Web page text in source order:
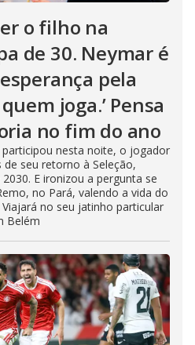
o filho na
de 30. Neymar é
pela
joga.’ Pensa
no fim do ano
nesta noite, o jogador
seu retorno à Seleção,
E ironizou a pergunta se
no Pará, valendo a vida do
no seu jatinho particular
Belém